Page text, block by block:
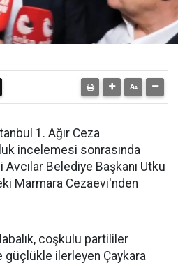
1. Ağır Ceza
incelemesi sonrasında
Belediye Başkanı Utku
Marmara Cezaevi'nden
coşkulu partililer
güçlükle ilerleyen Çaykara